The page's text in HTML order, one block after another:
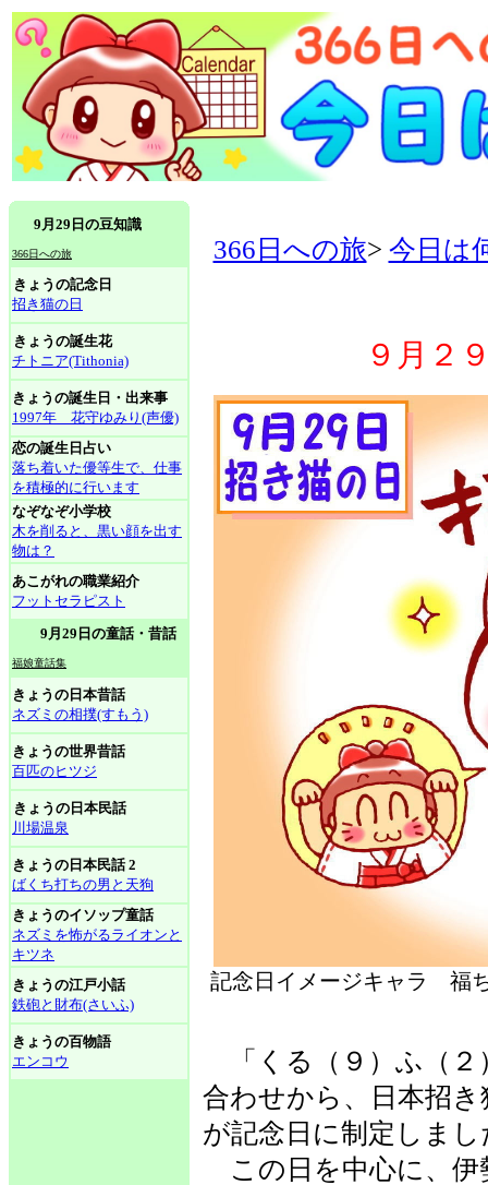
9月29日の豆知識
366日への旅
きょうの記念日
招き猫の日
きょうの誕生花
チトニア(Tithonia)
きょうの誕生日・出来事
1997年 花守ゆみり(声優)
恋の誕生日占い
落ち着いた優等生で、仕事
を積極的に行います
なぞなぞ小学校
木を削ると、黒い顔を出す
物は？
あこがれの職業紹介
フットセラピスト
9月29日の童話・昔話
福娘童話集
きょうの日本昔話
ネズミの相撲(すもう)
きょうの世界昔話
百匹のヒツジ
きょうの日本民話
川場温泉
きょうの日本民話 2
ばくち打ちの男と天狗
きょうのイソップ童話
ネズミを怖がるライオンと
キツネ
きょうの江戸小話
鉄砲と財布(さいふ)
きょうの百物語
エンコウ
366日への旅> 今日は
９月２
記念日イメージキャラ 福
「くる（９）ふ（２
合わせから、日本招
が記念日に制定しまし
この日を中心に、伊